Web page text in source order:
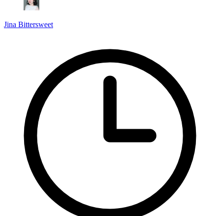
Jina Bittersweet